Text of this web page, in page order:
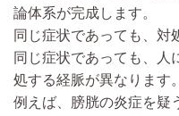
論体系が完成します。
同じ症状であっても、対
同じ症状であっても、人
処する経脈が異なります。
例えば、
膀胱の炎症を疑